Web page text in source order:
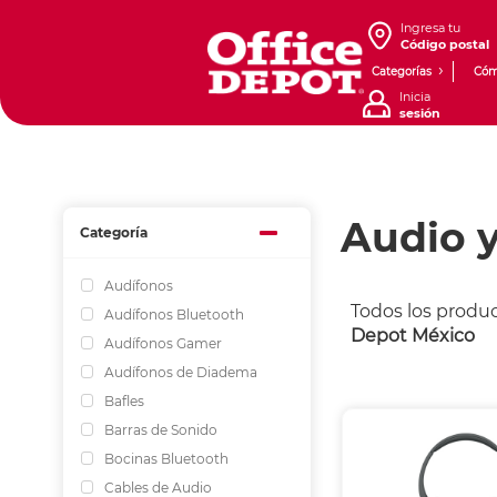
Ingresa tu
Código postal
Categorías
Inicia
sesión
Categoría
Audífonos
Audífonos Bluetooth
Audífonos Gamer
Audífonos de Diadema
Bafles
Barras de Sonido
Bocinas Bluetooth
Cables de Audio
Audio
Todos los
Depot México